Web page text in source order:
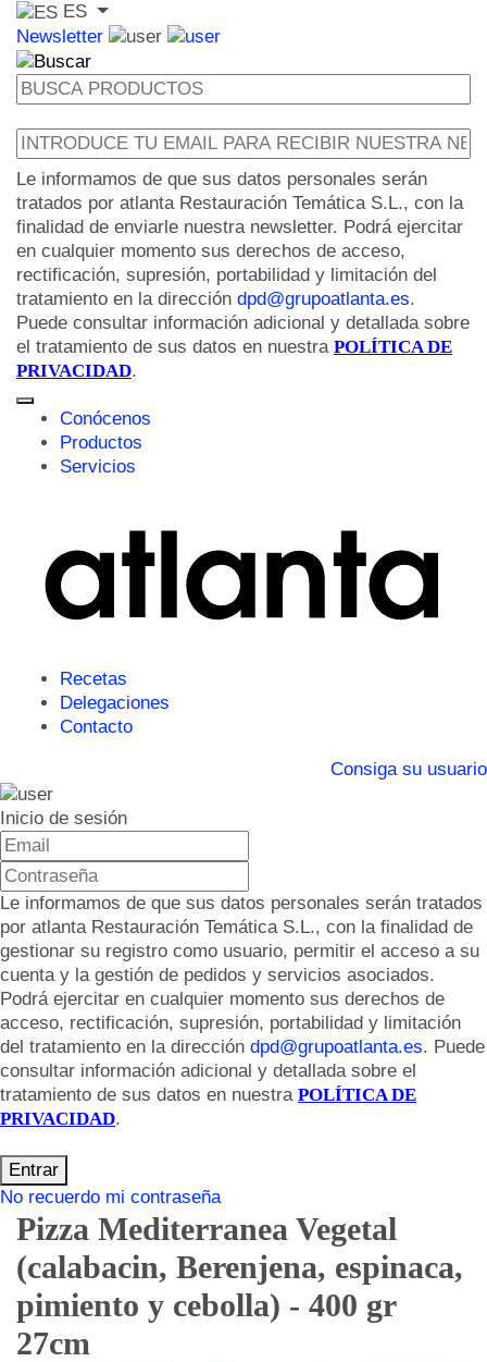
ES
Newsletter
Le informamos de que sus datos personales serán
tratados por atlanta Restauración Temática S.L., con la
finalidad de enviarle nuestra newsletter. Podrá ejercitar
en cualquier momento sus derechos de acceso,
rectificación, supresión, portabilidad y limitación del
tratamiento en la dirección dpd@grupoatlanta.es.
Puede consultar información adicional y detallada sobre
el tratamiento de sus datos en nuestra POLÍTICA DE
PRIVACIDAD.
Conócenos
Productos
Servicios
Recetas
Delegaciones
Contacto
Consiga su usuario
Inicio de sesión
Le informamos de que sus datos personales serán tratados
por atlanta Restauración Temática S.L., con la finalidad de
gestionar su registro como usuario, permitir el acceso a su
cuenta y la gestión de pedidos y servicios asociados.
Podrá ejercitar en cualquier momento sus derechos de
acceso, rectificación, supresión, portabilidad y limitación
del tratamiento en la dirección dpd@grupoatlanta.es. Puede
consultar información adicional y detallada sobre el
tratamiento de sus datos en nuestra POLÍTICA DE
PRIVACIDAD.
Entrar
No recuerdo mi contraseña
Pizza Mediterranea Vegetal
(calabacin, Berenjena, espinaca,
pimiento y cebolla) - 400 gr
27cm